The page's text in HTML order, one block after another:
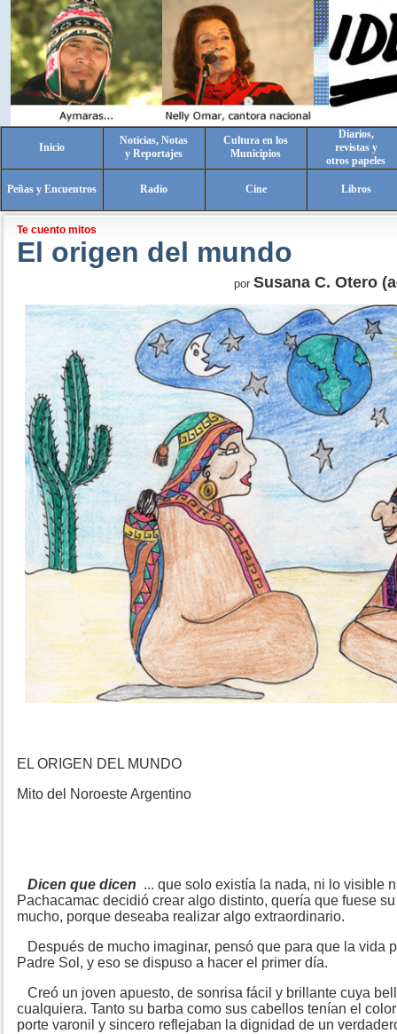
Inicio
Noticias, Notas
y Reportajes
Cultura en los
Municipios
Diarios,
revistas y
otros papeles
Peñas y Encuentros Radio Cine Libros
Te cuento mitos
El origen del mundo
por Susana C. Otero
EL ORIGEN DEL MUNDO
Mito del Noroeste Argentino
Dicen que dicen ... que solo existía la nada, ni lo visible
Pachacamac decidió crear algo distinto, quería que fuese
mucho, porque deseaba realizar algo extraordinario.
Después de mucho imaginar, pensó que para que la vida
Padre Sol, y eso se dispuso a hacer el primer día.
Creó un joven apuesto, de sonrisa fácil y brillante cuya
cualquiera. Tanto su barba como sus cabellos tenían el
porte varonil y sincero reflejaban la dignidad de un